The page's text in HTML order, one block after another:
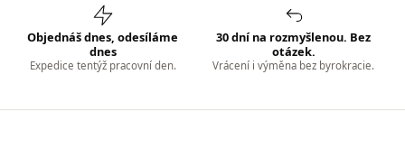
Objednáš dnes, odesíláme
dnes
Expedice tentýž pracovní den.
30 dní na rozmyšlenou. Bez
otázek.
Vrácení i výměna bez byrokracie.